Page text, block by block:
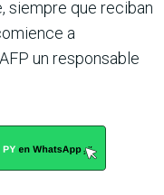
siempre que reciban
a
un responsable